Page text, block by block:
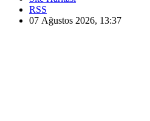
RSS
07 Ağustos 2026, 13:37